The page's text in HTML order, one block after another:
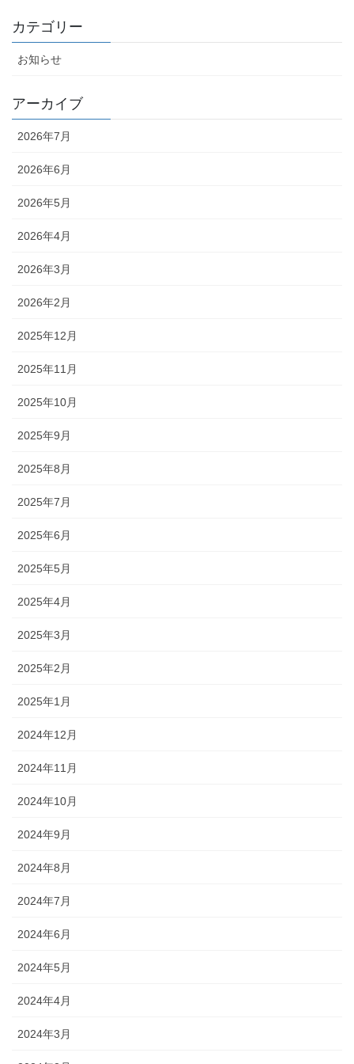
カテゴリー
お知らせ
アーカイブ
2026年7月
2026年6月
2026年5月
2026年4月
2026年3月
2026年2月
2025年12月
2025年11月
2025年10月
2025年9月
2025年8月
2025年7月
2025年6月
2025年5月
2025年4月
2025年3月
2025年2月
2025年1月
2024年12月
2024年11月
2024年10月
2024年9月
2024年8月
2024年7月
2024年6月
2024年5月
2024年4月
2024年3月